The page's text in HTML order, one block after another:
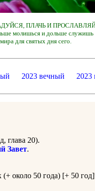
ПЛАЧЬ И
молишься и дольше служишь
для святых дня сего.
2023 вечный 2023
глава 20).
Завет.
(+ около 50 года) [+ 50